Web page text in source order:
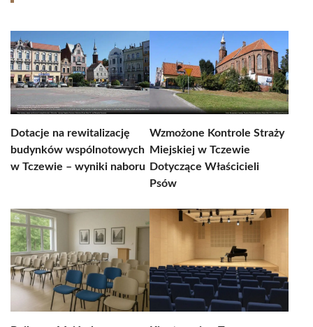
Dotacje na rewitalizację
budynków wspólnotowych
w Tczewie – wyniki naboru
Wzmożone Kontrole Straży
Miejskiej w Tczewie
Dotyczące Właścicieli
Psów